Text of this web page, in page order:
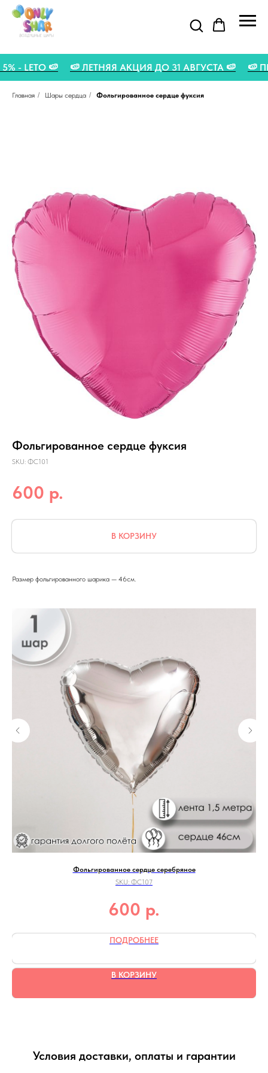
5% - LETO 🍉 🍉 ЛЕТНЯЯ АКЦИЯ ДО 31 АВГУСТА 🍉
Главная / Шары сердца / Фольгированное сердце фуксия
Фольгированное сердце фуксия
SKU: ФС101
600 р.
В КОРЗИНУ
Размер фольгированного шарика — 46см.
Фольгированное сердце серебряное
SKU: ФС107
600 р.
ПОДРОБНЕЕ
В КОРЗИНУ
Условия доставки, оплаты и гарантии